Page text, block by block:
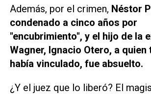
Además, por el crimen, Néstor
condenado a cinco años por
"encubrimiento", y el hijo de la
Wagner, Ignacio Otero, a quien
había vinculado, fue absuelto.
¿Y el juez que lo liberó? El